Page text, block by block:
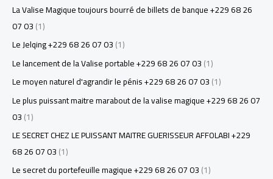
La Valise Magique toujours bourré de billets de banque +229 68 26
07 03(1)
Le Jelqing +229 68 26 07 03(1)
Le lancement de la Valise portable +229 68 26 07 03(1)
Le moyen naturel d'agrandir le pénis +229 68 26 07 03(1)
Le plus puissant maitre marabout de la valise magique +229 68 26 07
03(1)
LE SECRET CHEZ LE PUISSANT MAITRE GUERISSEUR AFFOLABI +229
68 26 07 03(1)
Le secret du portefeuille magique +229 68 26 07 03(1)